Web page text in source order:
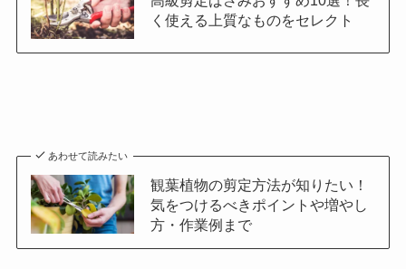
く使える上質なものをセレクト
あわせて読みたい
観葉植物の剪定方法が知りたい！
気をつけるべきポイントや増やし
方・作業例まで